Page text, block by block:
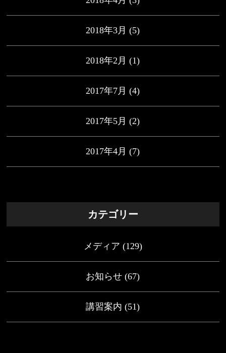
2018年3月 (5)
2018年2月 (1)
2017年7月 (4)
2017年5月 (2)
2017年4月 (7)
カテゴリー
メディア (129)
お知らせ (67)
講習案内 (51)